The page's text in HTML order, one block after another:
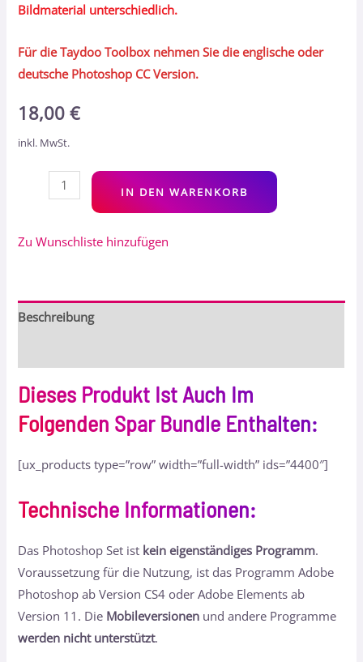
Bildmaterial unterschiedlich.
Für die Taydoo Toolbox nehmen Sie die englische oder
deutsche Photoshop CC Version.
18,00€
inkl. MwSt.
IN DEN WARENKORB
Zu Wunschliste hinzufügen
Beschreibung
Dieses Produkt Ist Auch Im
Folgenden Spar Bundle Enthalten:
[ux_products type=”row” width=”full-width” ids=”4400″]
Technische Informationen:
Das Photoshop Set ist kein eigenständiges Programm.
Voraussetzung für die Nutzung, ist das Programm Adobe
Photoshop ab Version CS4 oder Adobe Elements ab
Version 11. Die Mobileversionen und andere Programme
werden nicht unterstützt.